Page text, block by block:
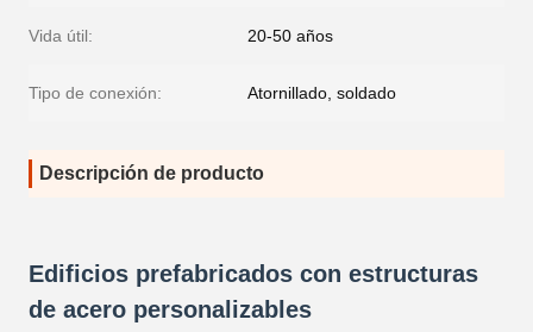
Vida útil: 20-50 años
Tipo de conexión: Atornillado, soldado
Descripción de producto
Edificios prefabricados con estructuras
de acero personalizables